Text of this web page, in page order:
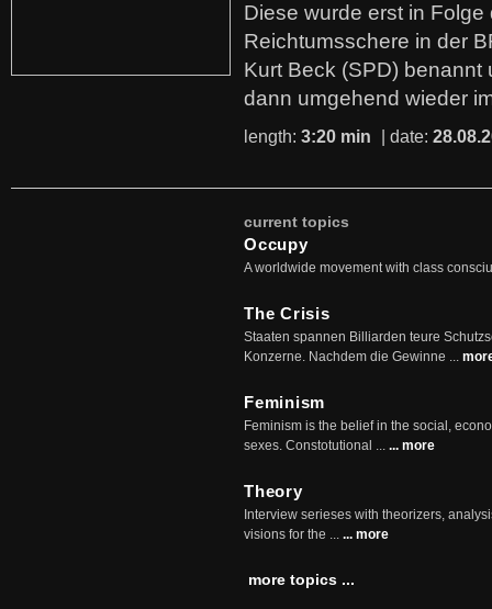
Diese wurde erst in
Reichtumsschere in der
Kurt Beck (SPD)
dann umgehend wieder
length: 3:20 min | date:
current topics
Occupy
A worldwide movement with class
The Crisis
Staaten spannen Billiarden teure
Konzerne. Nachdem die Gewinne ...
Feminism
Feminism is the belief in the social,
sexes. Constotutional ... ... more
Theory
Interview serieses with theorizers,
visions for the ... ... more
more topics ...